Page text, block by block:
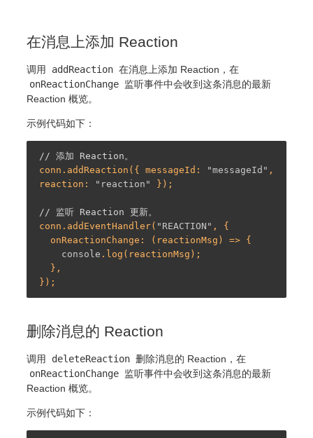
在消息上添加 Reaction
调用 addReaction 在消息上添加 Reaction，在
onReactionChange 监听事件中会收到这条消息的最新
Reaction 概览。
示例代码如下：
// 添加 Reaction。
conn.addReaction({ messageId:
"messageId" ,
reaction:
"reaction" });
// 监听 Reaction 更新。
conn.addEventHandler( "REACTION" , {
console .log(reactionMsg);
删除消息的 Reaction
调用 deleteReaction 删除消息的 Reaction，在
onReactionChange 监听事件中会收到这条消息的最新
Reaction 概览。
示例代码如下：